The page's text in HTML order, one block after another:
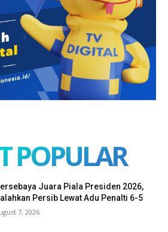
POPULAR
Juara Piala Presiden 2026,
Persib Lewat Adu Penalti 6-5
7, 2026